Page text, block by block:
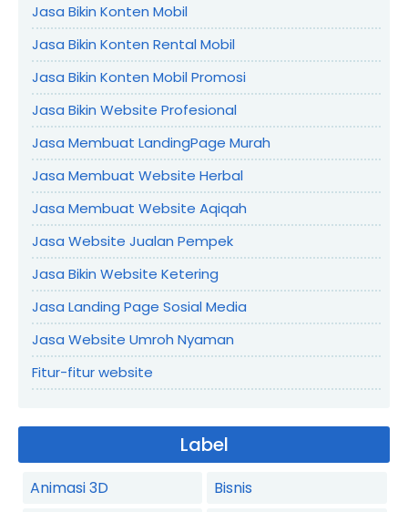
Jasa Bikin Konten Mobil
Jasa Bikin Konten Rental Mobil
Jasa Bikin Konten Mobil Promosi
Jasa Bikin Website Profesional
Jasa Membuat LandingPage Murah
Jasa Membuat Website Herbal
Jasa Membuat Website Aqiqah
Jasa Website Jualan Pempek
Jasa Bikin Website Ketering
Jasa Landing Page Sosial Media
Jasa Website Umroh Nyaman
Fitur-fitur website
Label
Animasi 3D
Bisnis